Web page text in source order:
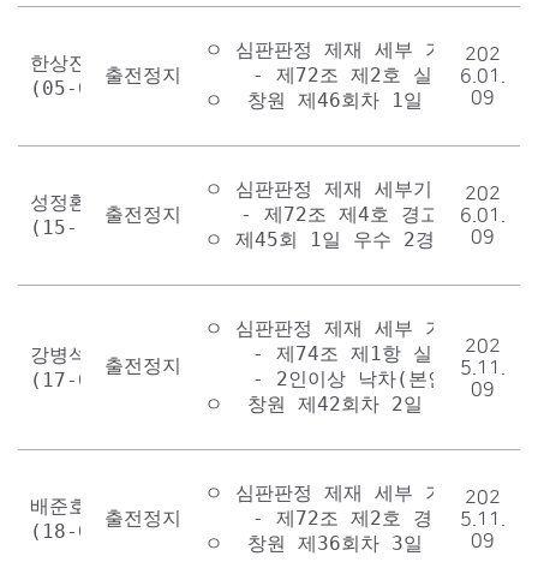
한상진
(05-068)
출전정지 1회
ㅇ 심판판정 제재 세부 기준표
- 제72조 제2호 실격을 받은
ㅇ  창원 제46회차 1일 우수 6경주
202
6.01.
09
성정환
(15-101)
출전정지 1회
ㅇ 심판판정 제재 세부기준표
- 제72조 제4호 경고을 받은
ㅇ 제45회 1일 우수 2경주
202
6.01.
09
강병석
(17-002)
출전정지 1회
ㅇ 심판판정 제재 세부 기준표
    - 제74조 제1항 실격
- 2인이상 낙차(본인포함)시
ㅇ  창원 제42회차 2일 선발 3경
202
5.11.
09
배준호
(18-007)
출전정지 1회
ㅇ 심판판정 제재 세부 기준표
- 제72조 제2호 경고을 받은
ㅇ  창원 제36회차 3일 선발 5경주
202
5.11.
09